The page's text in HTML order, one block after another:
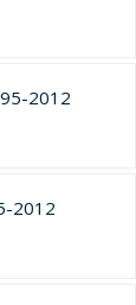
2012
2012